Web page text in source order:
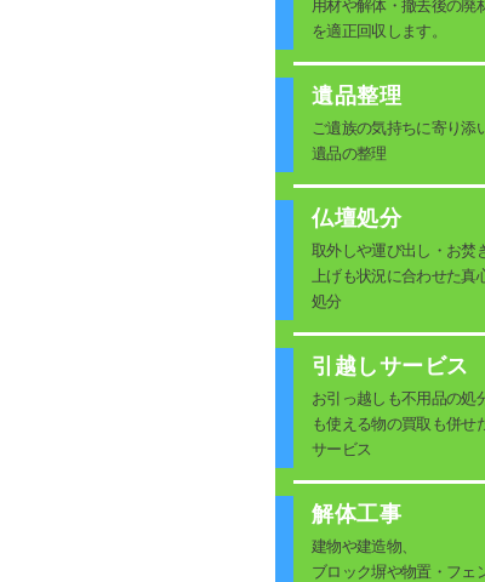
用材や解体・撤去後の廃
を適正回収します。
遺品整理
ご遺族の気持ちに寄り添
遺品の整理
仏壇処分
取外しや運び出し・お焚
上げも状況に合わせた真
処分
引越しサービス
お引っ越しも不用品の処
も使える物の買取も併せ
サービス
解体工事
建物や建造物、
ブロック塀や物置・フェ